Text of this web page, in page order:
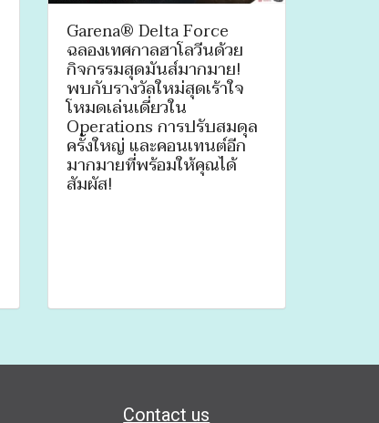
Garena® Delta Force
ฉลองเทศกาลฮาโลวีนด้วย
กิจกรรมสุดมันส์มากมาย!
พบกับรางวัลใหม่สุดเร้าใจ
โหมดเล่นเดี่ยวใน
Operations การปรับสมดุล
ครั้งใหญ่ และคอนเทนต์อีก
มากมายที่พร้อมให้คุณได้
สัมผัส!
Contact us